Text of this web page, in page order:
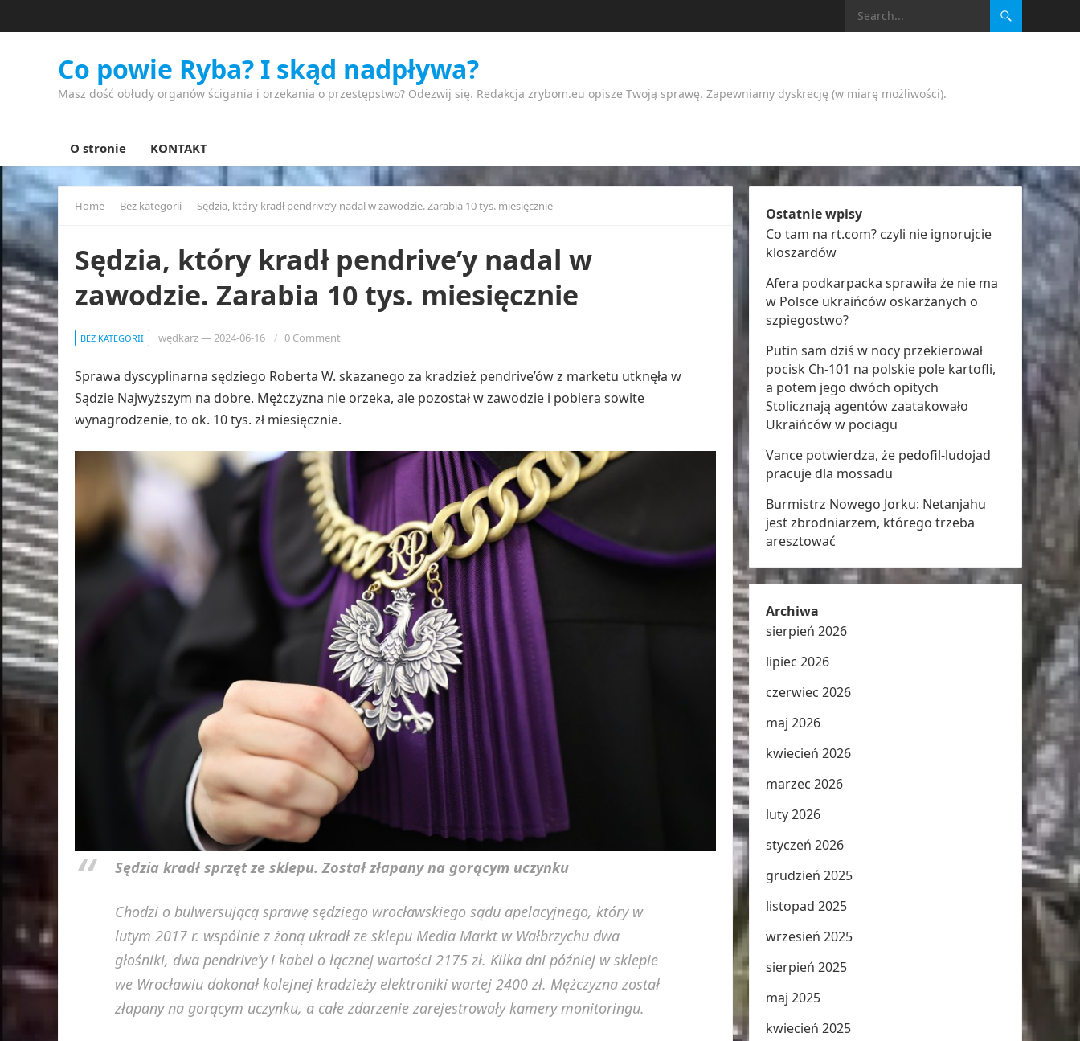
Co powie Ryba? I skąd nadpływa?
Masz dość obłudy organów ścigania i orzekania o przestępstwo? Odezwij się. Redakcja zrybom.eu opisze Twoją sprawę. Zapewniamy dyskrecję (w miarę możliwości).
O stronie KONTAKT
Home Bez kategorii Sędzia, który kradł pendrive’y nadal w zawodzie. Zarabia 10 tys. miesięcznie
Sędzia, który kradł pendrive’y nadal w
zawodzie. Zarabia 10 tys. miesięcznie
BEZ KATEGORII wędkarz—2024-06-16 0 Comment
Sprawa dyscyplinarna sędziego Roberta W. skazanego za kradzież pendrive’ów z marketu utknęła w
Sądzie Najwyższym na dobre. Mężczyzna nie orzeka, ale pozostał w zawodzie i pobiera sowite
wynagrodzenie, to ok. 10 tys. zł miesięcznie.
Sędzia kradł sprzęt ze sklepu. Został złapany na gorącym uczynku
Chodzi o bulwersującą sprawę sędziego wrocławskiego sądu apelacyjnego, który w
lutym 2017 r. wspólnie z żoną ukradł ze sklepu Media Markt w Wałbrzychu dwa
głośniki, dwa pendrive’y i kabel o łącznej wartości 2175 zł. Kilka dni później w sklepie
we Wrocławiu dokonał kolejnej kradzieży elektroniki wartej 2400 zł. Mężczyzna został
złapany na gorącym uczynku, a całe zdarzenie zarejestrowały kamery monitoringu.
Ostatnie wpisy
Co tam na rt.com? czyli nie ignorujcie
kloszardów
Afera podkarpacka sprawiła że nie ma
w Polsce ukraińców oskarżanych o
szpiegostwo?
Putin sam dziś w nocy przekierował
pocisk Ch-101 na polskie pole kartofli,
a potem jego dwóch opitych
Stolicznają agentów zaatakowało
Ukraińców w pociagu
Vance potwierdza, że pedofil-ludojad
pracuje dla mossadu
Burmistrz Nowego Jorku: Netanjahu
jest zbrodniarzem, którego trzeba
aresztować
Archiwa
sierpień 2026
lipiec 2026
czerwiec 2026
maj 2026
kwiecień 2026
marzec 2026
luty 2026
styczeń 2026
grudzień 2025
listopad 2025
wrzesień 2025
sierpień 2025
maj 2025
kwiecień 2025